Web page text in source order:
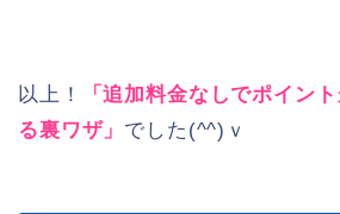
以上！
「追加料金なしでポイン
る裏ワザ」 でした(^^)ｖ